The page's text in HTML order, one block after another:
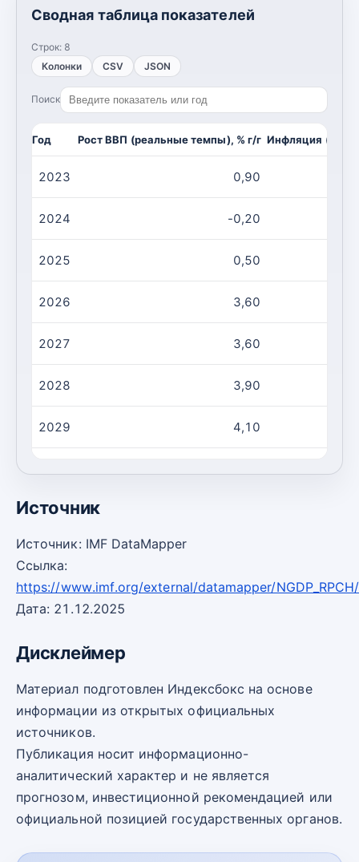
Сводная таблица показателей
Строк: 8
Колонки
CSV JSON
Поиск
Год Рост ВВП (реальные темпы), % г/г Инфляция (CPI,
2023 0,90
2024 -0,20
2025 0,50
2026 3,60
2027 3,60
2028 3,90
2029 4,10
Источник
Источник: IMF DataMapper
Ссылка:
https://www.imf.org/external/datamapper/NGDP_RPCH/
Дата: 21.12.2025
Дисклеймер
Материал подготовлен Индексбокс на основе
информации из открытых официальных
источников.
Публикация носит информационно-
аналитический характер и не является
прогнозом, инвестиционной рекомендацией или
официальной позицией государственных органов.